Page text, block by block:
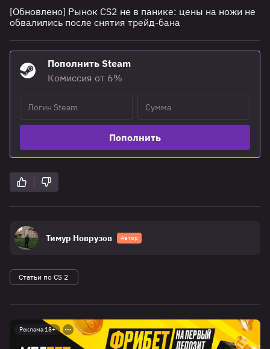
[Обновлено] Рынок CS2 не в панике: цены на ножи не
обвалились после снятия трейд-бана
Пополнить Steam
Комиссия от 6%
Пополнить
Тимур Новрузов Автор
Статьи по CS 2
Реклама 18+